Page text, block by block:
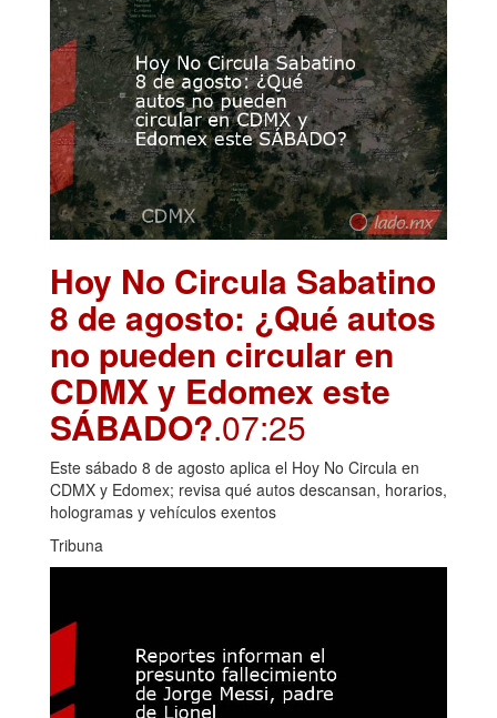
Hoy No Circula Sabatino
8 de agosto: ¿Qué autos
no pueden circular en
CDMX y Edomex este
SÁBADO?.07:25
Este sábado 8 de agosto aplica el Hoy No Circula en
CDMX y Edomex; revisa qué autos descansan, horarios,
hologramas y vehículos exentos
Tribuna